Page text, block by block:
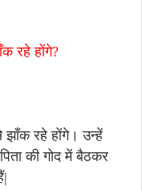
रहे होंगे?
झाँक रहे होंगे। उन्हें
की गोद में बैठकर